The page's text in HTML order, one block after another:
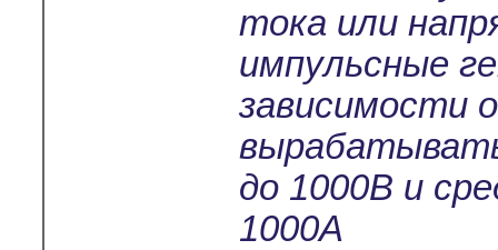
тока или
импульсные
зависимости
до 1000В и
1000А